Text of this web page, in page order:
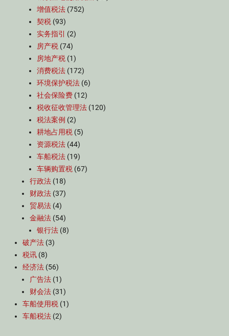
增值税法 (752)
契税 (93)
实务指引
(2)
房产税 (74)
房地产税 (1)
消费税法 (172)
环境保护税法 (6)
社会保险费 (12)
税收征收管理法 (120)
税法案例 (2)
耕地占用税 (5)
资源税法 (44)
车船税法 (19)
车辆购置税 (67)
行政法 (18)
财政法 (37)
贸易法 (4)
金融法 (54)
银行法 (8)
破产法 (3)
税讯 (8)
经济法 (56)
广告法 (1)
财会法 (31)
车船使用税 (1)
车船税法 (2)